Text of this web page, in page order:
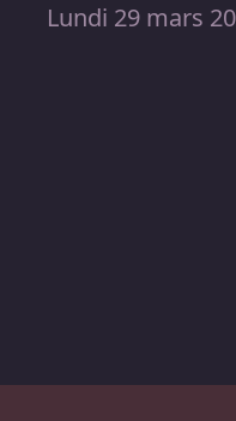
Lundi 29 mars